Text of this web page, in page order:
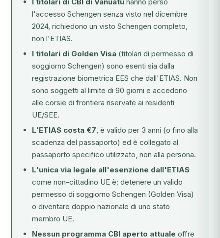
l'accesso Schengen senza visto nel dicembre
2024, richiedono un visto Schengen completo,
non l'ETIAS.
I titolari di Golden Visa (titolari di permesso di
soggiorno Schengen) sono esenti sia dalla
registrazione biometrica EES che dall'ETIAS. Non
sono soggetti al limite di 90 giorni e accedono
alle corsie di frontiera riservate ai residenti
UE/SEE.
L'ETIAS costa €7, è valido per 3 anni (o fino alla
scadenza del passaporto) ed è collegato al
passaporto specifico utilizzato, non alla persona.
L'unica via legale all'esenzione dall'ETIAS
come non-cittadino UE è: detenere un valido
permesso di soggiorno Schengen (Golden Visa)
o diventare doppio nazionale di uno stato
membro UE.
Nessun programma CBI aperto attuale offre